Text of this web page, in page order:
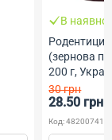
В
(зернова
200 г,
30 грн
28.50 грн
Код: